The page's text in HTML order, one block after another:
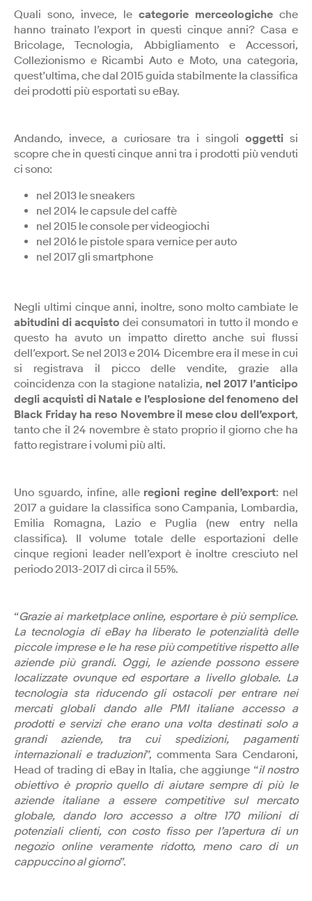
Quali sono, invece, le categorie merceologiche che
hanno trainato l’export in questi cinque anni? Casa e
Bricolage, Tecnologia, Abbigliamento e Accessori,
Collezionismo e Ricambi Auto e Moto, una categoria,
quest’ultima, che dal 2015 guida stabilmente la classifica
dei prodotti più esportati su eBay.
Andando, invece, a curiosare tra i singoli oggetti si
scopre che in questi cinque anni tra i prodotti più venduti
ci sono:
nel 2013 le sneakers
nel 2014 le capsule del caffè
nel 2015 le console per videogiochi
nel 2016 le pistole spara vernice per auto
nel 2017 gli smartphone
Negli ultimi cinque anni, inoltre, sono molto cambiate le
abitudini di acquisto dei consumatori in tutto il mondo e
questo ha avuto un impatto diretto anche sui flussi
dell’export. Se nel 2013 e 2014 Dicembre era il mese in cui
si registrava il picco delle vendite, grazie alla
coincidenza con la stagione natalizia, nel 2017 l’anticipo
degli acquisti di Natale e l’esplosione del fenomeno del
Black Friday ha reso Novembre il mese clou dell’export,
tanto che il 24 novembre è stato proprio il giorno che ha
fatto registrare i volumi più alti.
Uno sguardo, infine, alle regioni regine dell’export: nel
2017 a guidare la classifica sono Campania, Lombardia,
Emilia Romagna, Lazio e Puglia (new entry nella
classifica). Il volume totale delle esportazioni delle
cinque regioni leader nell’export è inoltre cresciuto nel
periodo 2013-2017 di circa il 55%.
“Grazie ai marketplace online, esportare è più semplice.
La tecnologia di eBay ha liberato le potenzialità delle
piccole imprese e le ha rese più competitive rispetto alle
aziende più grandi. Oggi, le aziende possono essere
localizzate ovunque ed esportare a livello globale. La
tecnologia sta riducendo gli ostacoli per entrare nei
mercati globali dando alle PMI italiane accesso a
prodotti e servizi che erano una volta destinati solo a
grandi aziende, tra cui spedizioni, pagamenti
internazionali e traduzioni”, commenta Sara Cendaroni,
Head of trading di eBay in Italia, che aggiunge “il nostro
obiettivo è proprio quello di aiutare sempre di più le
aziende italiane a essere competitive sul mercato
globale, dando loro accesso a oltre 170 milioni di
potenziali clienti, con costo fisso per l’apertura di un
negozio online veramente ridotto, meno caro di un
cappuccino al giorno”.